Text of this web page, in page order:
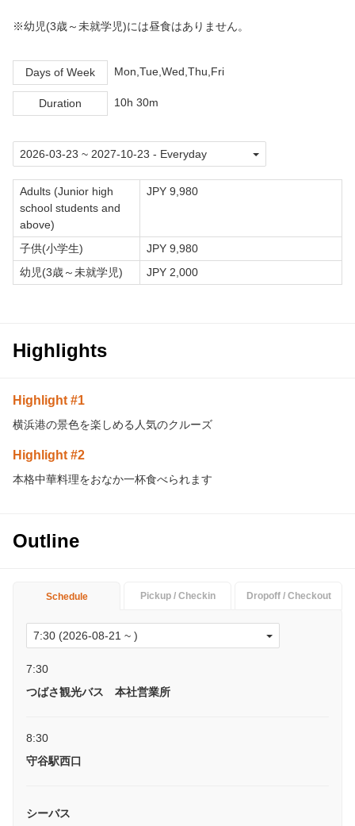
※幼児(3歳～未就学児)には昼食はありません。
Days of Week Mon,Tue,Wed,Thu,Fri
Duration 10h 30m
Adults (Junior high
school students and
above)
JPY 9,980
子供(小学生)
JPY 9,980
幼児(3歳～未就学児)
JPY 2,000
Highlights
Highlight #1
横浜港の景色を楽しめる人気のクルーズ
Highlight #2
本格中華料理をおなか一杯食べられます
Outline
Schedule Pickup / Checkin Dropoff / Checkout
7:30
つばさ観光バス 本社営業所
8:30
守谷駅西口
シーバス